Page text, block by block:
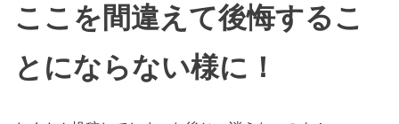
ここを間違えて後悔するこ
とにならない様に！